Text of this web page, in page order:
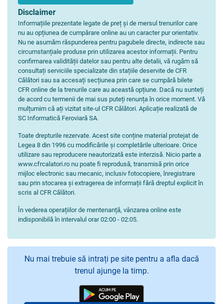
Disclaimer
Informațiile prezentate legate de preț și de mersul trenurilor care
nu au opțiunea de cumpărare online au un caracter pur orientativ.
Nu ne asumăm răspunderea pentru pagubele directe, indirecte sau
circumstanțiale produse prin utilizarea acestor informații. Pentru
confirmarea validității datelor sau pentru alte detalii, vă rugăm să
consultați serviciile specializate din stațiile deservite de CFR
Călători sau sa accesați secțiunea prin care se cumpără bilete
CFR online de la trenurile care au această opțiune. Dacă nu sunteți
de acord cu termenii de mai sus puteți renunța în orice moment. Vă
mulțumim că ați vizitat site-ul CFR Călători. Aplicație realizată de
SC Informatică Feroviară SA.
Toate drepturile rezervate. Acest site conține material protejat de
Legea 8 din 1996 cu modificările și completările ulterioare. Orice
utilizare sau reproducere neautorizată este interzisă. Nicio parte a
www.cfrcalatori.ro nu poate fi reprodusă, transmisă prin orice
mijloc electronic sau mecanic, inclusiv fotocopiere, înregistrare
sau prin stocarea și extragerea de informații fără dreptul explicit în
scris al CFR Călători.
În vederea operațiilor de mentenanță, vânzarea online este
indisponibilă în intervalul orar 02:00 - 02:05.
Nu mai trebuie să intrați pe site pentru a afla dacă
trenul ajunge la timp.